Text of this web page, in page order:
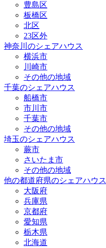
豊島区
板橋区
北区
23区外
神奈川のシェアハウス
横浜市
川崎市
その他の地域
千葉のシェアハウス
船橋市
市川市
千葉市
その他の地域
埼玉のシェアハウス
蕨市
さいたま市
その他の地域
他の都道府県のシェアハウス
大阪府
兵庫県
京都府
愛知県
栃木県
北海道